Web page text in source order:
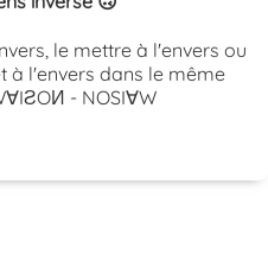
le mettre à l'envers ou
à l'envers dans le même
- NOSI∀W